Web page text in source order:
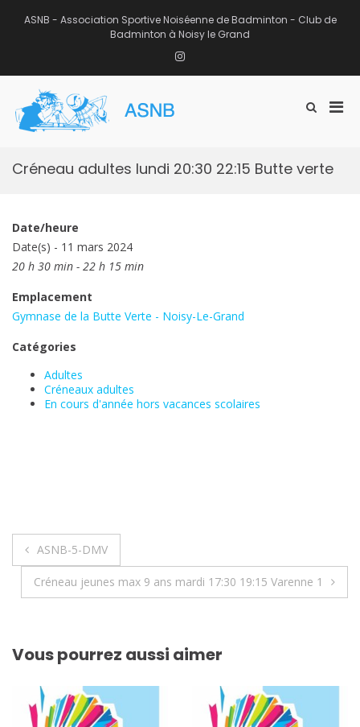
ASNB - Association Sportive Noiséenne de Badminton - Club de
Badminton à Noisy le Grand
Instagram
Afficher
recherche
Créneau adultes lundi 20:30 22:15 Butte verte
Date/heure
Date(s) - 11 mars 2024
20 h 30 min - 22 h 15 min
Emplacement
Gymnase de la Butte Verte - Noisy-Le-Grand
Catégories
Adultes
Créneaux adultes
En cours d'année hors vacances scolaires
Navigation
de
ASNB-5-DMV
Créneau jeunes max 9 ans mardi 17:30 19:15 Varenne 1
Vous pourrez aussi aimer